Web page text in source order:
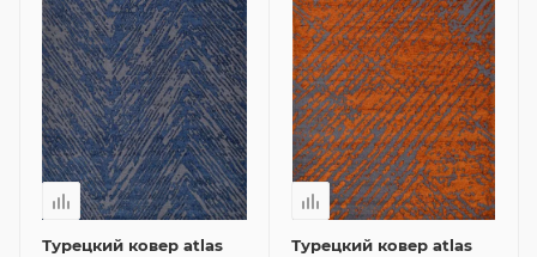
Турецкий ковер atlas
Турецкий ковер atlas